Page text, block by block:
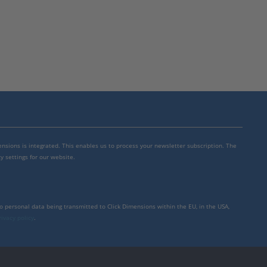
is integrated. This enables us to process your newsletter subscription. The
settings for our website.
data being transmitted to Click Dimensions within the EU, in the USA,